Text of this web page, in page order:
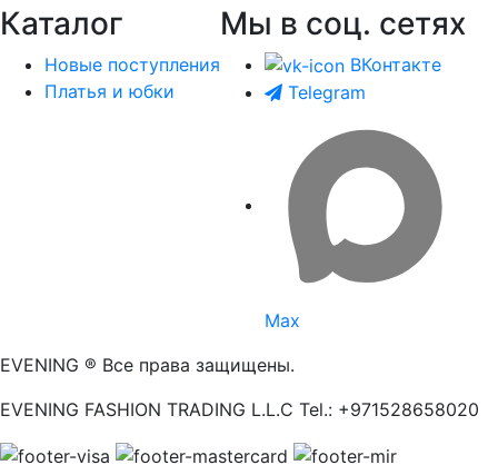
Каталог
Новые поступления
Платья и юбки
Мы в соц. сетях
ВКонтакте
Telegram
Max
EVENING ® Все права защищены.
EVENING FASHION TRADING L.L.C Tel.: +971528658020